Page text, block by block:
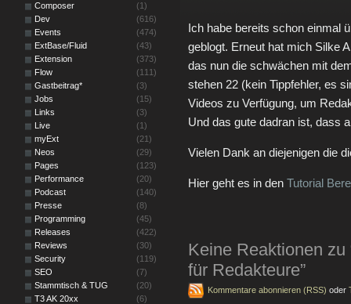
Ich habe bereits schon einmal
geblogt. Erneut hat mich Silke
das nun die schwächen mit
stehen 22 (kein Tippfehler, es
Videos zu Verfügung, um
Und das gute dadran ist, dass
Vielen Dank an diejenigen die
Hier geht es in den Tutorial
Keine Reaktionen
für Redakteure”
Kommentare abonnieren (RSS) oder
Composer
(1)
Dev
(616)
Events
(474)
ExtBase/Fluid
(43)
Extension
(373)
Flow
(111)
Gastbeitrag*
(3)
Jobs
(15)
Links
(3)
Live
(1)
myExt
(21)
Neos
(29)
Pages
(123)
Performance
(20)
Podcast
(140)
Presse
(8)
Programming
(45)
Releases
(422)
Reviews
(30)
Security
(119)
SEO
(7)
Stammtisch & TUG
(20)
T3 AK 20xx
(6)